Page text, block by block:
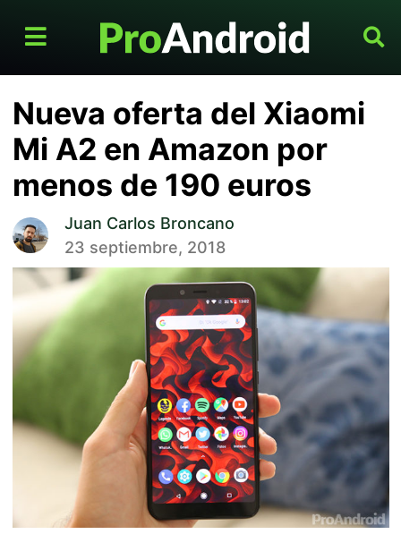
Nueva oferta del Xiaomi
Mi A2 en Amazon por
menos de 190 euros
Juan Carlos Broncano
23 septiembre, 2018